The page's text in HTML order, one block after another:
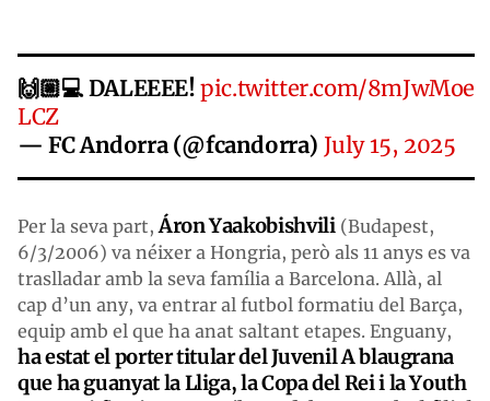
🙌🏼💻 DALEEEE!pic.twitter.com/8mJwMoe
LCZ
— FC Andorra (@fcandorra) July 15, 2025
Per la seva part, Áron Yaakobishvili (Budapest,
6/3/2006) va néixer a Hongria, però als 11 anys es va
traslladar amb la seva família a Barcelona. Allà, al
cap d’un any, va entrar al futbol formatiu del Barça,
equip amb el que ha anat saltant etapes. Enguany,
ha estat el porter titular del Juvenil A blaugrana
que ha guanyat la Lliga, la Copa del Rei i la Youth